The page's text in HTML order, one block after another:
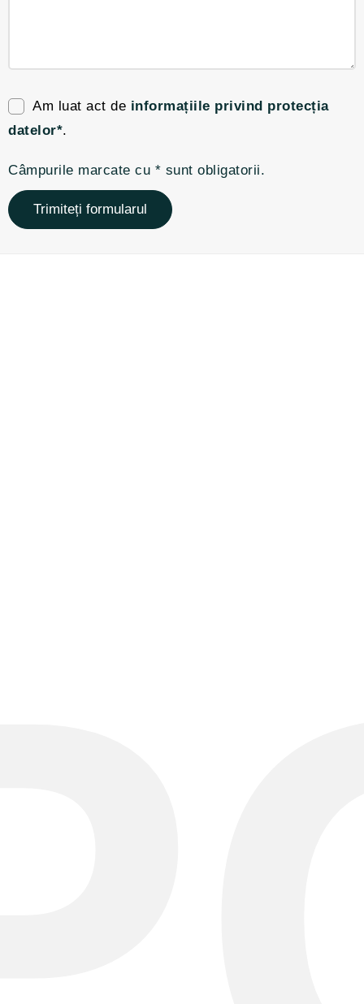
Am luat act de informațiile privind protecția
datelor*.
Câmpurile marcate cu * sunt obligatorii.
Trimiteți formularul